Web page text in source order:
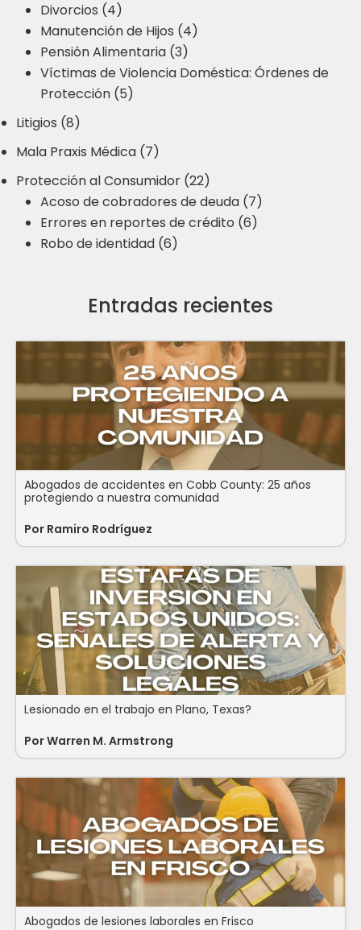
Divorcios (4)
Manutención de Hijos (4)
Pensión Alimentaria (3)
Víctimas de Violencia Doméstica: Órdenes de
Protección (5)
Litigios (8)
Mala Praxis Médica (7)
Protección al Consumidor (22)
Acoso de cobradores de deuda (7)
Errores en reportes de crédito (6)
Robo de identidad (6)
Entradas recientes
Abogados de accidentes en Cobb County: 25 años
protegiendo a nuestra comunidad
Por Ramiro Rodríguez
Lesionado en el trabajo en Plano, Texas?
PorWarren M. Armstrong
Abogados de lesiones laborales en Frisco